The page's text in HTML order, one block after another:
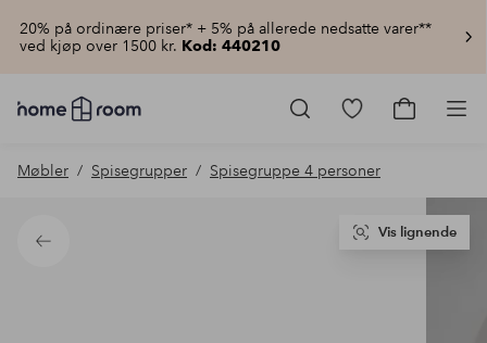
20% på ordinære priser* + 5% på allerede nedsatte varer**
ved kjøp over 1500 kr. Kod: 440210
Homeroom
–
hjemmet
pris
Gå
produkter
Gå
Møbler Spisegrupper Spisegruppe 4 personer
Tilbake
Vis lignende